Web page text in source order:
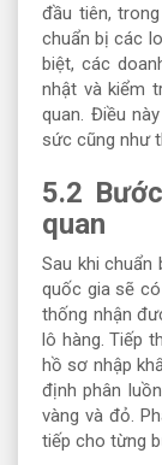
đầu tiên,
chuẩn bị các
biệt, các
nhật và kiểm
quan. Điều
sức cũng như
5.2
quan
Sau khi
quốc gia sẽ
thống nhận
lô hàng. Tiếp
hồ sơ nhập
định phân
vàng và đỏ.
tiếp cho từng